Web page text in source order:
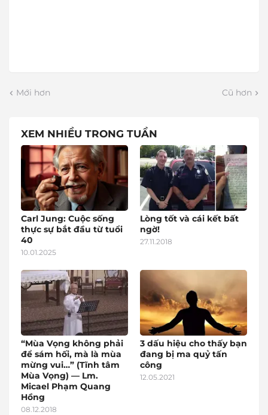
Mới hơn Cũ hơn
XEM NHIỀU TRONG TUẦN
Carl Jung: Cuộc sống
thực sự bắt đầu từ tuổi
40
10.01.2025
Lòng tốt và cái kết bất
ngờ!
27.11.2018
“Mùa Vọng không phải
để sám hối, mà là mùa
mừng vui…” (Tĩnh tâm
Mùa Vọng) — Lm.
Micael Phạm Quang
Hồng
08.12.2018
3 dấu hiệu cho thấy bạn
đang bị ma quỷ tấn
công
12.05.2021